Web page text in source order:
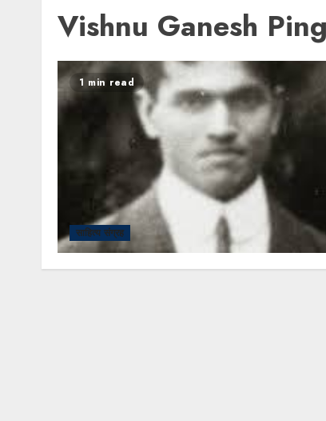
Vishnu Ganesh
1 min read
साहित्य संग्रह